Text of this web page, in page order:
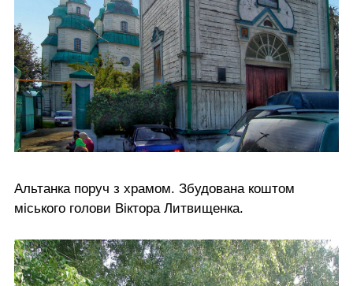
Альтанка поруч з храмом. Збудована коштом
міського голови Віктора Литвищенка.